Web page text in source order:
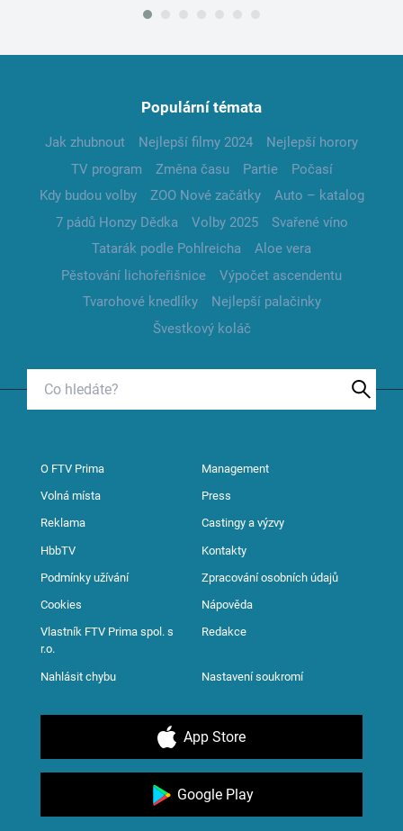
Populární témata
Jak zhubnout Nejlepší filmy 2024
Nejlepší horory
TV program
Změna času Partie
Počasí
Kdy budou volby
ZOO Nové začátky
Auto – katalog
7 pádů Honzy Dědka
Volby 2025
Svařené víno
Tatarák podle Pohlreicha
Aloe vera
Pěstování lichořeřišnice
Výpočet ascendentu
Tvarohové knedlíky
Nejlepší palačinky
Švestkový koláč
O FTV Prima Management
Volná místa Press
Reklama Castingy a výzvy
HbbTV Kontakty
Podmínky užívání Zpracování osobních údajů
Cookies Nápověda
Vlastník FTV Prima spol. s
r.o.
Redakce
Nahlásit chybu Nastavení soukromí
App Store
Google Play